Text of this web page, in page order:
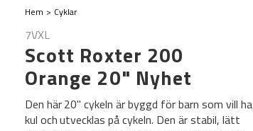
Hem Cyklar
7VXL
Scott Roxter 200
Orange 20" Nyhet
Den här 20" cykeln är byggd för barn som vill ha
kul och utvecklas på cykeln. Den är stabil, lätt